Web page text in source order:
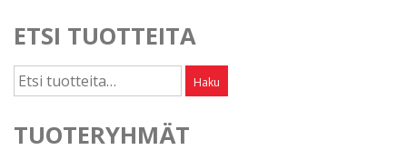
ETSI TUOTTEITA
Etsi: Haku
TUOTERYHMÄT